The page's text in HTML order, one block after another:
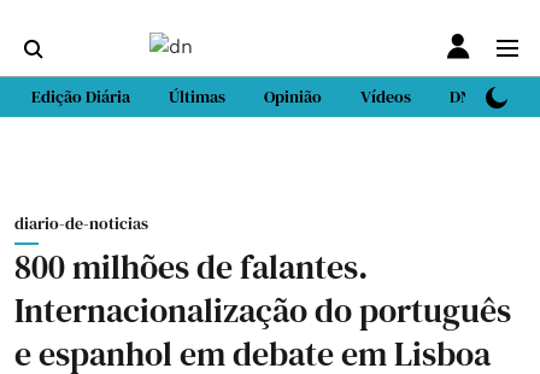
Edição Diária Últimas Opinião Vídeos DN Sport
diario-de-noticias
800 milhões de falantes.
Internacionalização do português
e espanhol em debate em Lisboa